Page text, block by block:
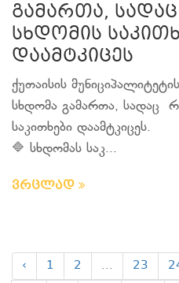
გამართა,
სხდომის
დაამტკიცეს
ქუთაისის
სხდომა გამართა, სადაც
საკითხები დაამტკიცეს.
🔷 სხდომას საკ...
ვრცლად
‹ 1 2 ... 23